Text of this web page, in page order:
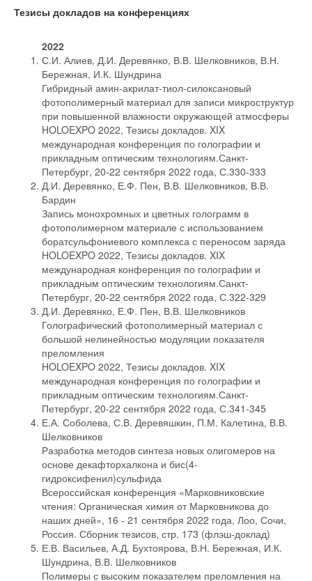
Тезисы докладов на конференциях
2022
С.И. Алиев, Д.И. Деревянко, В.В. Шелковников, В.Н.
Бережная, И.К. Шундрина
Гибридный амин-акрилат-тиол-силоксановый
фотополимерный материал для записи микроструктур
при повышенной влажности окружающей атмосферы
HOLOEXPO 2022, Тезисы докладов. XIX
международная конференция по голографии и
прикладным оптическим технологиям.Санкт-
Петербург, 20-22 сентября 2022 года, С.330-333
Д.И. Деревянко, Е.Ф. Пен, В.В. Шелковников, В.В.
Бардин
Запись монохромных и цветных голограмм в
фотополимерном материале с использованием
боратсульфониевого комплекса с переносом заряда
HOLOEXPO 2022, Тезисы докладов. XIX
международная конференция по голографии и
прикладным оптическим технологиям.Санкт-
Петербург, 20-22 сентября 2022 года, С.322-329
Д.И. Деревянко, Е.Ф. Пен, В.В. Шелковников
Голографический фотополимерный материал с
большой нелинейностью модуляции показателя
преломления
HOLOEXPO 2022, Тезисы докладов. XIX
международная конференция по голографии и
прикладным оптическим технологиям.Санкт-
Петербург, 20-22 сентября 2022 года, С.341-345
Е.А. Соболева, С.В. Деревяшкин, П.М. Калетина, В.В.
Шелковников
Разработка методов синтеза новых олигомеров на
основе декафторхалкона и бис(4-
гидроксифенил)сульфида
Всероссийская конференция «Марковниковские
чтения: Органическая химия от Марковникова до
наших дней», 16 - 21 сентября 2022 года, Лоо, Сочи,
Россия. Сборник тезисов, стр. 173 (флэш-доклад)
Е.В. Васильев, А.Д. Бухтоярова, В.Н. Бережная, И.К.
Шундрина, В.В. Шелковников
Полимеры с высоким показателем преломления на